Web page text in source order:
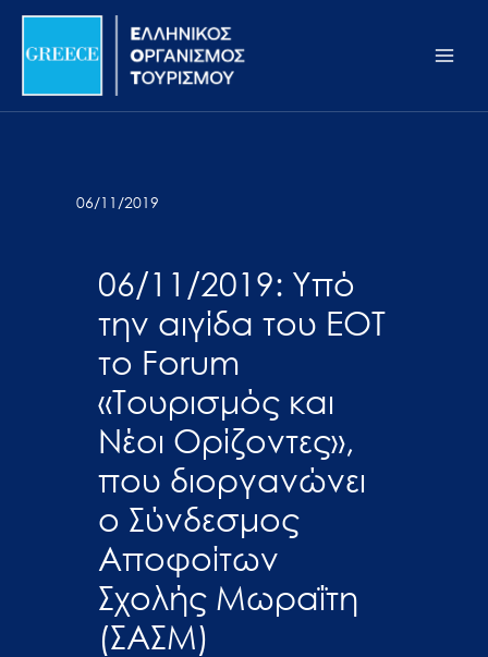
Σημείωση:
ιστότοπος
προσβασιμότητας.
Μετάβαση
περιεχόμενο
06/11/2019
06/11/2019: Υπό
την αιγίδα του ΕΟΤ
το Forum
«Τουρισμός και
Νέοι Ορίζοντες»,
που διοργανώνει
ο Σύνδεσμος
Αποφοίτων
Σχολής Μωραΐτη
(ΣΑΣΜ)